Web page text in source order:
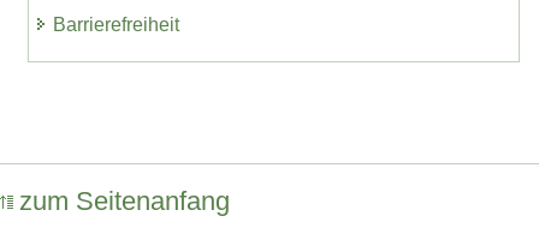
Barrierefreiheit
zum Seitenanfang